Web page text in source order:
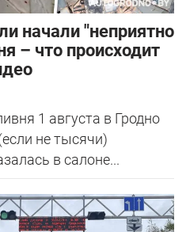
начали "неприятно
– что происходит
1 августа в Гродно
не тысячи)
в салоне...